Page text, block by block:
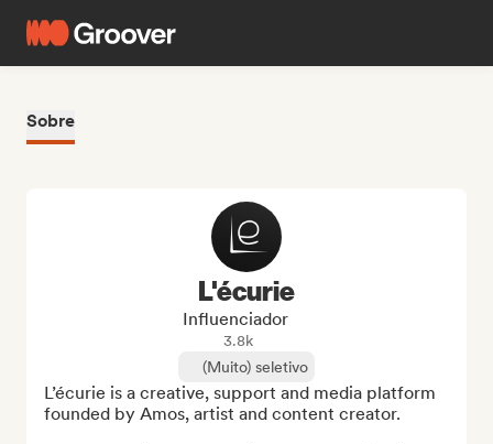
Sobre
L'écurie
Influenciador
3.8k
(Muito) seletivo
L’écurie is a creative, support and media platform
founded by Amos, artist and content creator.